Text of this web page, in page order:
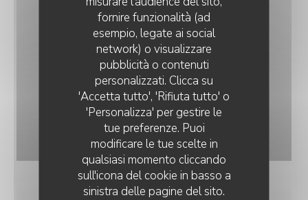
fornire funzionalità (ad
esempio, legate ai social
network) o visualizzare
pubblicità o contenuti
personalizzati. Clicca su
'Accetta tutto', 'Rifiuta tutto' o
'Personalizza' per gestire le
tue preferenze. Puoi
modificare le tue scelte in
qualsiasi momento cliccando
sull'icona del cookie in basso a
sinistra delle pagine del sito.
AUBERGE DES ROLOIRS